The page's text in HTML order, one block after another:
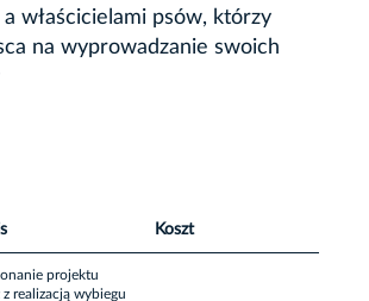
właścicielami psów, którzy
na wyprowadzanie swoich
Koszt
projektu
z realizacją wybiegu